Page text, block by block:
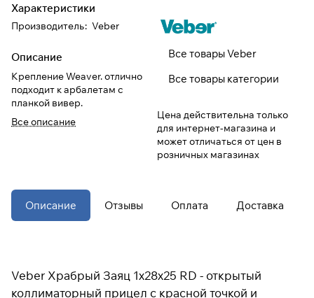
Характеристики
Производитель: Veber
Описание
Крепление Weaver. отлично
подходит к арбалетам с
планкой вивер.
Все описание
Все товары Veber
Все товары категории
Цена действительна только
для интернет-магазина и
может отличаться от цен в
розничных магазинах
Описание Отзывы Оплата Доставка
Veber Храбрый Заяц 1x28x25 RD - открытый
коллиматорный прицел с красной точкой и
Оплачивайте сегодня только
картой любого банка
Получайте товар
выбранный способом
% будут
с вашей карты
каждые 2 недели
* При оплате черезПЛАЙТ
скидки по купонам не
Подробнее